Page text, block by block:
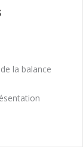
la balance